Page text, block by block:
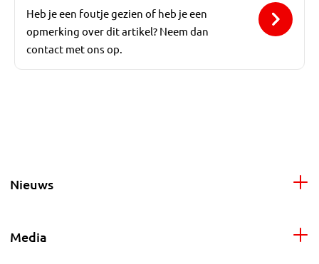
Heb je een foutje gezien of heb je een
opmerking over dit artikel? Neem dan
contact met ons op.
Nieuws
Media